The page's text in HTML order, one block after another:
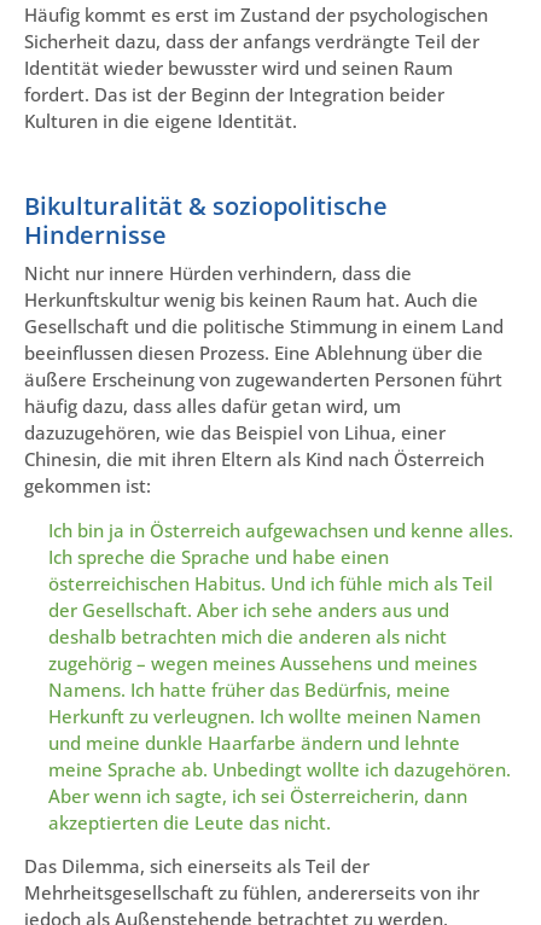
Häufig kommt es erst im Zustand der psychologischen
Sicherheit dazu, dass der anfangs verdrängte Teil der
Identität wieder bewusster wird und seinen Raum
fordert. Das ist der Beginn der Integration beider
Kulturen in die eigene Identität.
Bikulturalität & soziopolitische
Hindernisse
Nicht nur innere Hürden verhindern, dass die
Herkunftskultur wenig bis keinen Raum hat. Auch die
Gesellschaft und die politische Stimmung in einem Land
beeinflussen diesen Prozess. Eine Ablehnung über die
äußere Erscheinung von zugewanderten Personen führt
häufig dazu, dass alles dafür getan wird, um
dazuzugehören, wie das Beispiel von Lihua, einer
Chinesin, die mit ihren Eltern als Kind nach Österreich
gekommen ist:
Ich bin ja in Österreich aufgewachsen und kenne alles.
Ich spreche die Sprache und habe einen
österreichischen Habitus. Und ich fühle mich als Teil
der Gesellschaft. Aber ich sehe anders aus und
deshalb betrachten mich die anderen als nicht
zugehörig – wegen meines Aussehens und meines
Namens. Ich hatte früher das Bedürfnis, meine
Herkunft zu verleugnen. Ich wollte meinen Namen
und meine dunkle Haarfarbe ändern und lehnte
meine Sprache ab. Unbedingt wollte ich dazugehören.
Aber wenn ich sagte, ich sei Österreicherin, dann
akzeptierten die Leute das nicht.
Das Dilemma, sich einerseits als Teil der
Mehrheitsgesellschaft zu fühlen, andererseits von ihr
jedoch als Außenstehende betrachtet zu werden,